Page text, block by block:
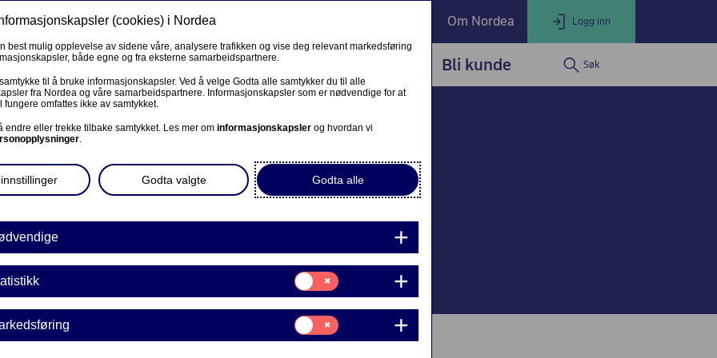
Privat Om Nordea Logg inn
LOGG INN
Endre eller fullfør private lånesøknader
BEDRIFT
Corporate Netbank
AutoFX Hedging
Bedriftens dokumenter
Våre sider -kundeinformasjon
VPS Investortjenester
VPS Foretakstjenester
Våre produkter Fagforbund Bli kunde Søk
og få innsikt i
Investeringsnyheter
(cookies) i Nordea
best mulig opplevelse av sidene våre, analysere trafikken og vise deg relevant markedsføring
både egne og fra eksterne samarbeidspartnere.
til å bruke informasjonskapsler. Ved å velge Godta alle samtykker du til alle
fra Nordea og våre samarbeidspartnere. Informasjonskapsler som er nødvendige for at
fungere omfattes ikke av samtykket.
endre eller trekke tilbake samtykket. Les mer om informasjonskapsler og hvordan vi
.
Godta alle
Godta valgte
Samtykke
til:
Statistikk
Samtykke
til:
Markedsføring